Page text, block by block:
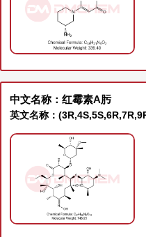
中文名称：红霉素A肟